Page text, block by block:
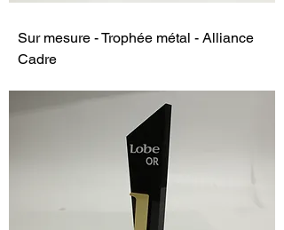
Sur mesure - Trophée métal - Alliance
Cadre